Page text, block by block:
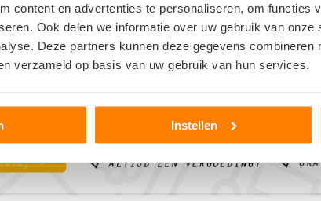
content en advertenties te personaliseren, om functies
Ook delen we informatie over uw gebruik van
Deze partners kunnen deze gegevens combineren
verzameld op basis van uw gebruik van hun services.
Instellen
>>